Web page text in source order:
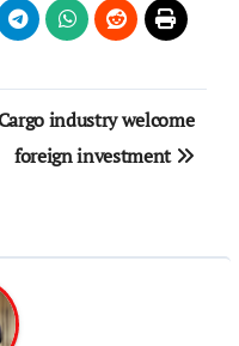
industry welcome
foreign investment